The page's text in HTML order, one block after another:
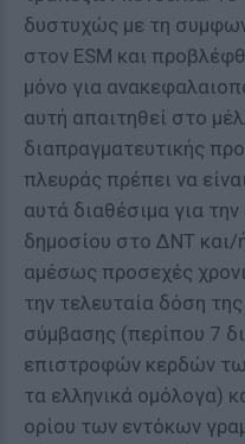
δυστυχώς με τη
στον ESM και
μόνο για
αυτή απαιτηθεί στο
διαπραγματευτικής
πλευράς πρέπει να
αυτά διαθέσιμα για
δημοσίου στο ΔΝΤ και/
αμέσως προσεχές
την τελευταία δόση
σύμβασης (περίπου 7
επιστροφών κερδών
τα ελληνικά ομόλογα)
ορίου των εντόκων